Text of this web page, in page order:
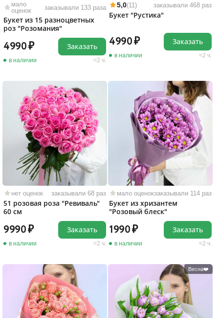
мало
оценок
заказывали 133 раза
Букет из 15 разноцветных
роз "Розомания"
4990
в наличии 2 ч.
Заказать
5,0(11) заказывали 468 раз
Букет "Рустика"
4990
в наличии 2 ч.
Заказать
нет оценок заказывали 68 раз
51 розовая роза "Ревиваль"
60 см
9990
в наличии 2 ч.
Заказать
мало оценокзаказывали 114 раз
Букет из хризантем
"Розовый блеск"
1990
в наличии 2 ч.
Заказать
Весна❤️